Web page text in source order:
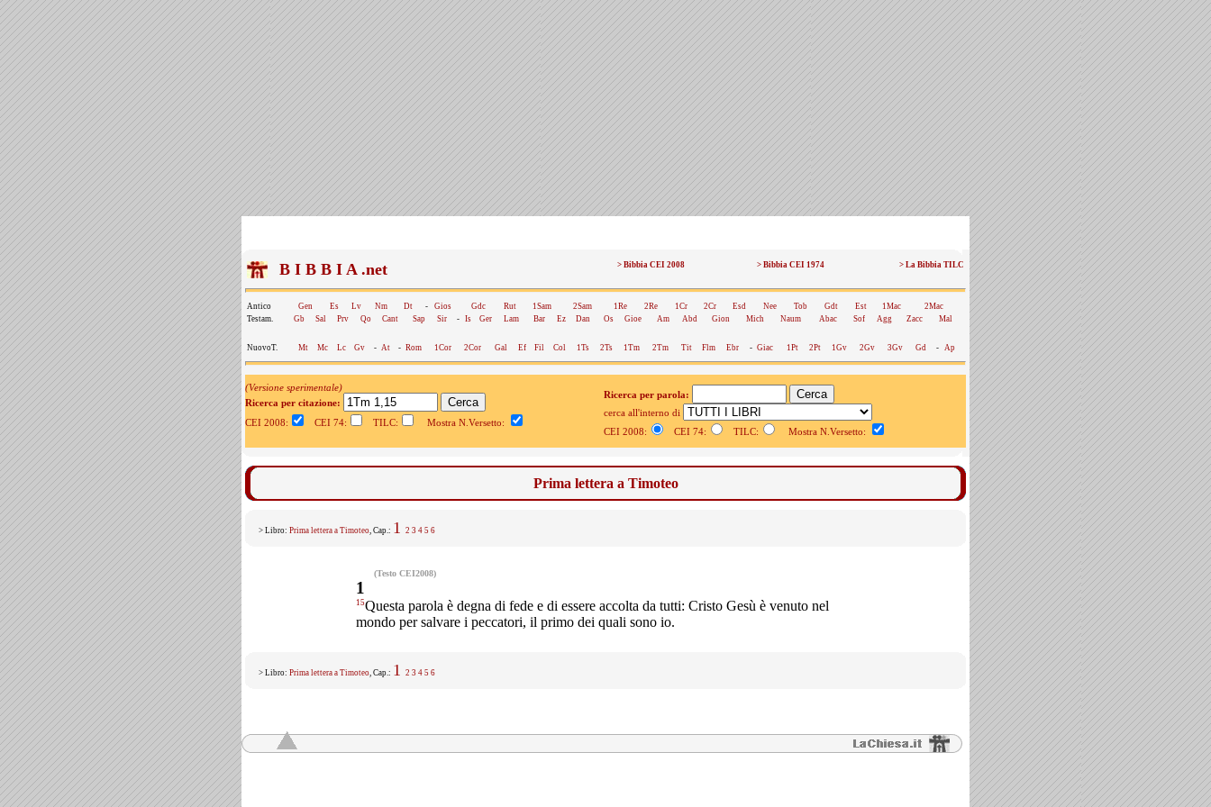
B I B B I A .net > Bibbia CEI 2008 > Bibbia CEI 1974 > La Bibbia TILC
Antico Gen Es Lv Nm Dt - Gios Gdc Rut 1Sam 2Sam 1Re 2Re 1Cr 2Cr Esd Nee Tob Gdt Est 1Mac
2Mac
Testam.
Gb Sal Prv Qo Cant Sap Sir - Is Ger Lam Bar Ez Dan Os Gioe Am Abd Gion Mich Naum Abac Sof Agg Zacc Mal
NuovoT. Mt Mc Lc Gv - At - Rom 1Cor 2Cor Gal Ef Fil Col 1Ts 2Ts 1Tm 2Tm Tit Flm Ebr - Giac 1Pt 2Pt 1Gv 2Gv 3Gv Gd - Ap
(Versione sperimentale)
Ricerca per citazione:
CEI 2008:
CEI 74: TILC: Mostra N.Versetto:
Ricerca per parola:
cerca all'interno di
CEI 2008:
CEI 74: TILC: Mostra N.Versetto:
Prima lettera a Timoteo
> Libro: Prima lettera a Timoteo, Cap.: 1 2 3 4 5 6
(Testo CEI2008)
1
15Questa parola è degna di fede e di essere accolta da tutti: Cristo Gesù è venuto nel
mondo per salvare i peccatori, il primo dei quali sono io.
> Libro: Prima lettera a Timoteo, Cap.: 1 2 3 4 5 6